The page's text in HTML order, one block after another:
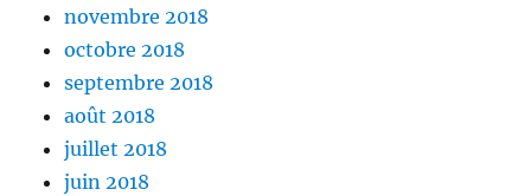
novembre 2018
octobre 2018
septembre 2018
août 2018
juillet 2018
juin 2018